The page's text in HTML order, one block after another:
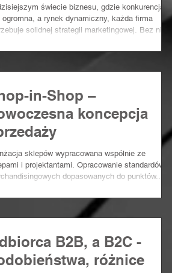
świecie biznesu, gdzie konkurencja
ogromna, a rynek dynamiczny, każda firma
solidnej strategii marketingowej. Bez niej
coraz więcej przedsiębiorstw decyduje się na
Usługi audytowe dla marketingu - co oferują?
audytowe dla marketingu to nie
in-Shop –
koncepcja
sklepów wypracowana wspólnie ze
i projektantami. Opracowanie standardów
dopasowanych do punktów...
B2B, a B2C -
różnice